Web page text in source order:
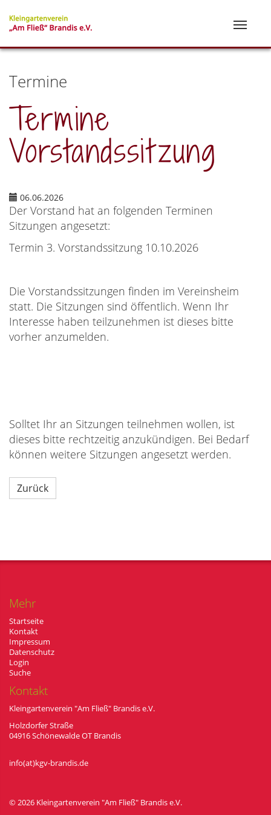
Termine
Termine
Vorstandssitzung
06.06.2026
Der Vorstand hat an folgenden Terminen
Sitzungen angesetzt:
Termin 3. Vorstandssitzung 10.10.2026
Die Vorstandssitzungen finden im Vereinsheim
statt. Die Sitzungen sind öffentlich. Wenn Ihr
Interesse haben teilzunehmen ist dieses bitte
vorher anzumelden.
Solltet Ihr an Sitzungen teilnehmen wollen, ist
dieses bitte rechtzeitig anzukündigen. Bei Bedarf
können weitere Sitzungen angesetzt werden.
Zurück
Mehr
Startseite
Kontakt
Impressum
Datenschutz
Login
Suche
Kontakt
Kleingartenverein "Am Fließ" Brandis e.V.
Holzdorfer Straße
04916 Schönewalde OT Brandis
info(at)kgv-brandis.de
© 2026 Kleingartenverein "Am Fließ" Brandis e.V.